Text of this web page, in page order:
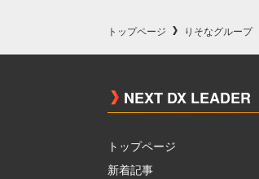
トップページ りそなグループ
NEXT DX LEADER
トップページ
新着記事